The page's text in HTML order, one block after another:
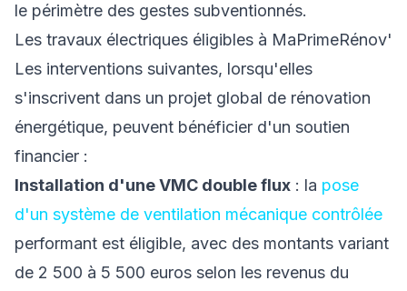
le périmètre des gestes subventionnés.
Les travaux électriques éligibles à MaPrimeRénov'
Les interventions suivantes, lorsqu'elles
s'inscrivent dans un projet global de rénovation
énergétique, peuvent bénéficier d'un soutien
financier :
Installation d'une VMC double flux : la pose
d'un système de ventilation mécanique contrôlée
performant est éligible, avec des montants variant
de 2 500 à 5 500 euros selon les revenus du